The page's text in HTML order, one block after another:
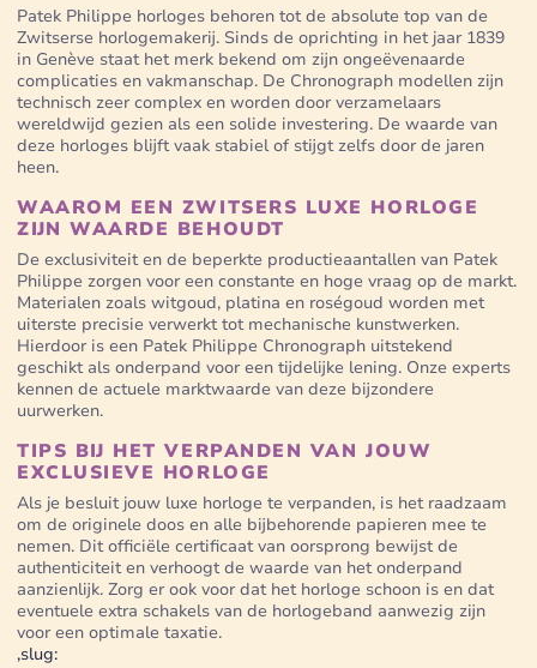
Patek Philippe horloges behoren tot de absolute top van de
Zwitserse horlogemakerij. Sinds de oprichting in het jaar 1839
in Genève staat het merk bekend om zijn ongeëvenaarde
complicaties en vakmanschap. De Chronograph modellen zijn
technisch zeer complex en worden door verzamelaars
wereldwijd gezien als een solide investering. De waarde van
deze horloges blijft vaak stabiel of stijgt zelfs door de jaren
heen.
WAAROM EEN ZWITSERS LUXE HORLOGE
ZIJN WAARDE BEHOUDT
De exclusiviteit en de beperkte productieaantallen van Patek
Philippe zorgen voor een constante en hoge vraag op de markt.
Materialen zoals witgoud, platina en roségoud worden met
uiterste precisie verwerkt tot mechanische kunstwerken.
Hierdoor is een Patek Philippe Chronograph uitstekend
geschikt als onderpand voor een tijdelijke lening. Onze experts
kennen de actuele marktwaarde van deze bijzondere
uurwerken.
TIPS BIJ HET VERPANDEN VAN JOUW
EXCLUSIEVE HORLOGE
Als je besluit jouw luxe horloge te verpanden, is het raadzaam
om de originele doos en alle bijbehorende papieren mee te
nemen. Dit officiële certificaat van oorsprong bewijst de
authenticiteit en verhoogt de waarde van het onderpand
aanzienlijk. Zorg er ook voor dat het horloge schoon is en dat
eventuele extra schakels van de horlogeband aanwezig zijn
voor een optimale taxatie.
,slug: